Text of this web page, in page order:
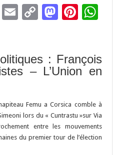
S
E
l
C
y
Li
k
M
d
o
Pi
es
t
p
: François
– L’Union en
Femu a Corsica comble à
lors du « Cuntrastu »sur Via
entre les mouvements
du premier tour de l’élection